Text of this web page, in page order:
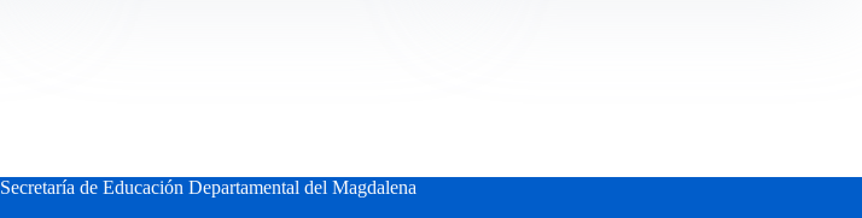
Secretaría de Educación Departamental del Magdalena